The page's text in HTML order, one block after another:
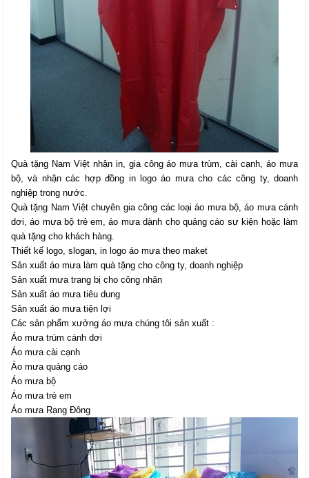
Quà tặng Nam Việtnhận in, gia công áo mưa trùm, cài cạnh, áo mưa
bộ, và nhận các hợp đồng in logo áo mưa cho các công ty, doanh
nghiệp trong nước.
Quà tặng Nam Việt chuyên gia công các loại áo mưa bộ, áo mưa cánh
dơi, áo mưa bộ trẻ em, áo mưa dành cho quảng cáo sự kiện hoặc làm
quà tặng cho khách hàng.
Thiết kế logo, slogan, in logo áo mưa theo maket
Sản xuất áo mưa làm quà tặng cho công ty, doanh nghiệp
Sản xuất mưa trang bị cho công nhân
Sản xuất áo mưa tiêu dung
Sản xuất áo mưa tiện lợi
Các sản phẩm xưởng áo mưa chúng tôi sản xuất :
Áo mưa trùm cánh dơi
Áo mưa cài cạnh
Áo mưa quảng cáo
Áo mưa bộ
Áo mưa trẻ em
Áo mưa Rạng Đông